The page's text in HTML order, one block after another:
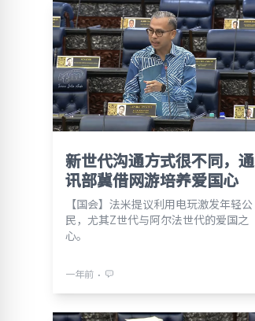
新世代沟通方式很不同，通
讯部冀借网游培养爱国心
【国会】法米提议利用电玩激发年轻公
民，尤其Z世代与阿尔法世代的爱国之
心。
一年前 ⋅